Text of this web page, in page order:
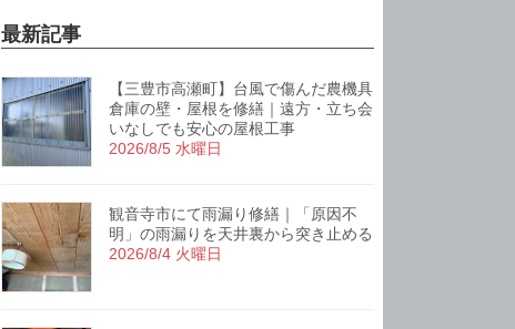
最新記事
【三豊市高瀬町】台風で傷んだ農機具
倉庫の壁・屋根を修繕｜遠方・立ち会
いなしでも安心の屋根工事
2026/8/5 水曜日
観音寺市にて雨漏り修繕｜「原因不
明」の雨漏りを天井裏から突き止める
2026/8/4 火曜日